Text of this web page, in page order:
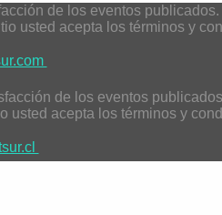
de los eventos publicados.
usted acepta los términos y
de los eventos
usted acepta los términos y